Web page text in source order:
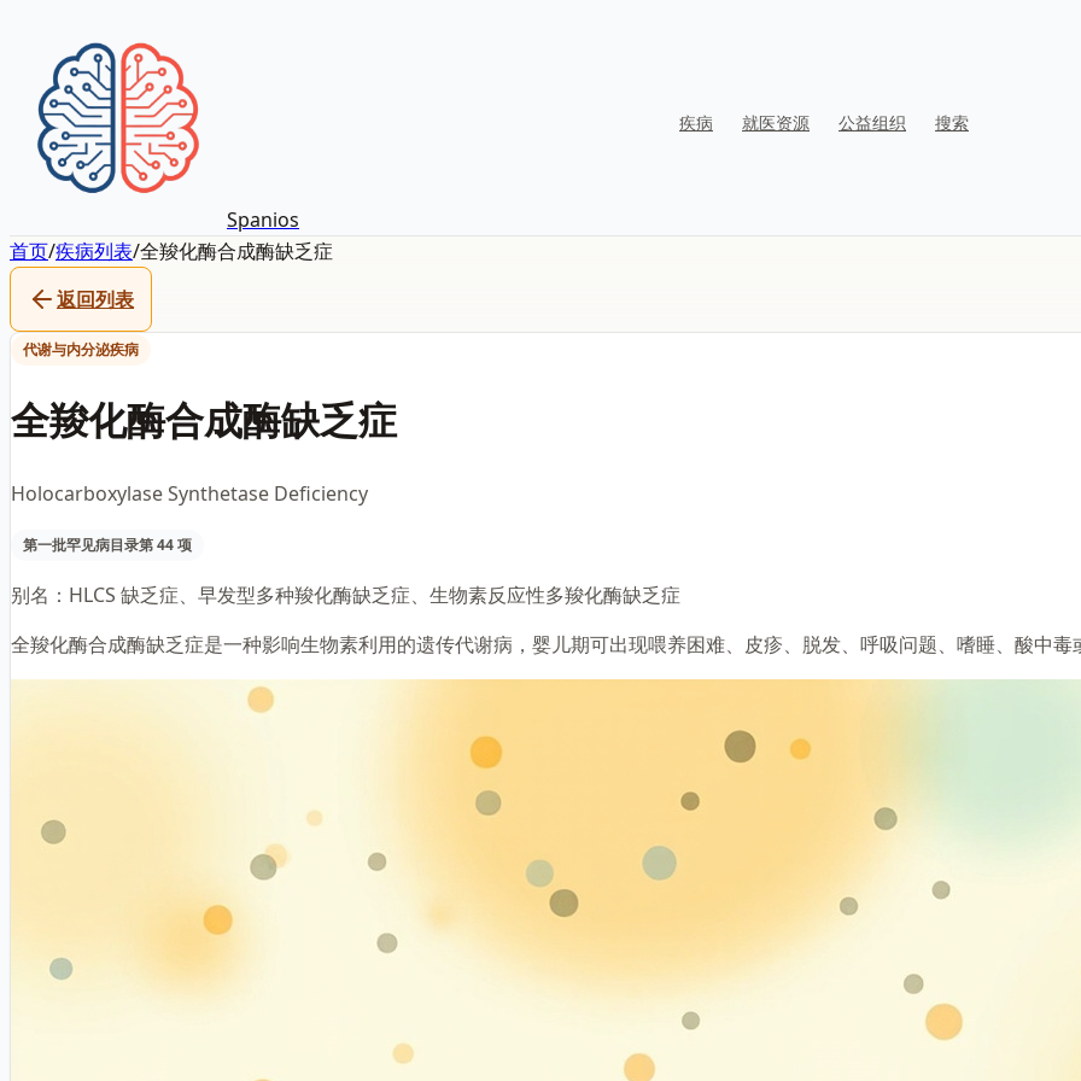
Spanios
疾病 就医资源 公益组织 搜索
首页/疾病列表/全羧化酶合成酶缺乏症
返回列表
代谢与内分泌疾病
全羧化酶合成酶缺乏症
Holocarboxylase Synthetase Deficiency
第一批罕见病目录第 44 项
别名： HLCS 缺乏症、早发型多种羧化酶缺乏症、生物素反应性多羧化酶缺乏症
全羧化酶合成酶缺乏症是一种影响生物素利用的遗传代谢病，婴儿期可出现喂养困难、皮疹、脱发、呼吸问题、嗜睡、酸中毒